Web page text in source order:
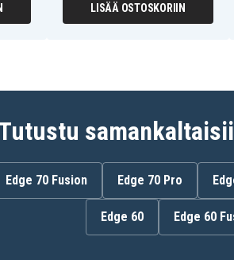
LISÄÄ OSTOSKORIIN
Edge 70 Fusion Edge 70 Pro
Edge 60 Edge 60